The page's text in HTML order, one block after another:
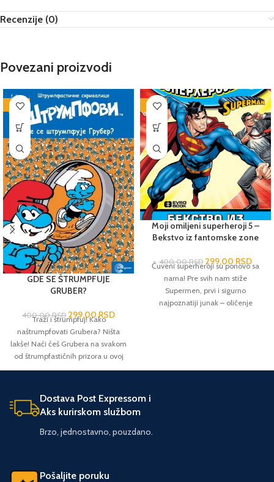
Recenzije (0)
Povezani proizvodi
-25%
GDE SE ŠTRUMPFUJE
GRUBER?
400,00RSD 299,00RSD
Traži i štrumpfuj! Kako
naštrumpfovati Grubera? Ništa
lakše! Naći ćeš Grubera na svakom
od štrumpfastičnih prizora u ovoj
-25%
Moji omiljeni superheroji 5 –
Bekstvo iz fantomske zone
400,00RSD 299,00 RSD
Čuveni superheroji su ponovo sa
nama! Pre svih nam stiže
Supermen, prvi i sigurno
najpoznatiji junak – oličenje
moćne spravice i vozila. U večitoj
Dostava Post Expressom i
Aks kurirskom službom
Brzo, jednostavno, pouzdano.
Pošaljite poruku